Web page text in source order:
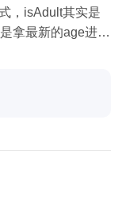
，isAdult其实是
拿最新的age进行
的结果是最新
式，isAdault是一
后age的值如果有